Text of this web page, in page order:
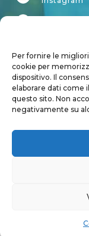
Per fornire le
cookie per
dispositivo. Il
elaborare dati come
questo sito. Non
negativamente su
Account
Login